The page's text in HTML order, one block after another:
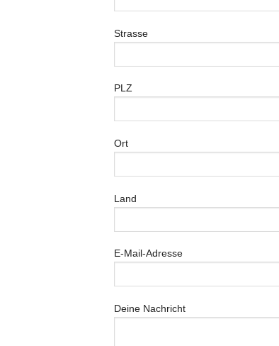
Strasse
PLZ
Ort
Land
E-Mail-Adresse
Deine Nachricht